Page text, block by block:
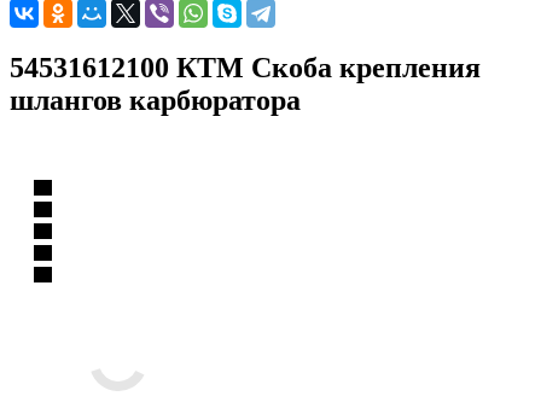
54531612100 КТМ Скоба крепления
шлангов карбюратора